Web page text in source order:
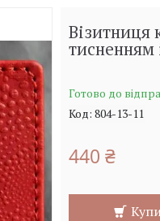
Візитниця
тисненням
Готово до
Код: 804-13-11
440 ₴